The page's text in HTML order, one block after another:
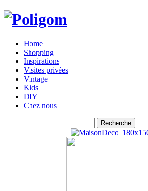
Home
Shopping
Inspirations
Visites privées
Vintage
Kids
DIY
Chez nous